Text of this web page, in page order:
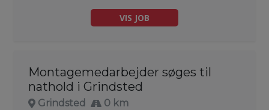
VIS JOB
Montagemedarbejder søges til
nathold i Grindsted
Grindsted
0 km